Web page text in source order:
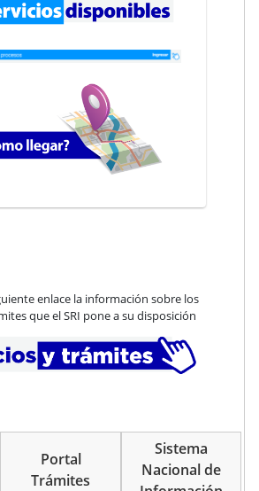
enlace la información sobre los
que el SRI pone a su disposición
Portal
Trámites
Sistema
Nacional de